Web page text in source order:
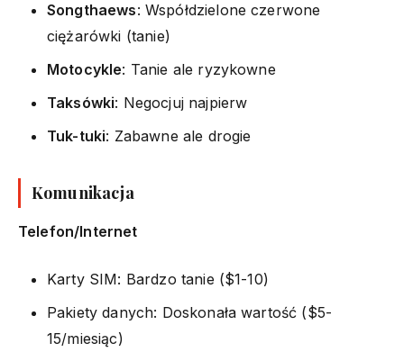
Songthaews: Współdzielone czerwone
ciężarówki (tanie)
Motocykle: Tanie ale ryzykowne
Taksówki: Negocjuj najpierw
Tuk-tuki: Zabawne ale drogie
Komunikacja
Telefon/Internet
Karty SIM: Bardzo tanie ($1-10)
Pakiety danych: Doskonała wartość ($5-
15/miesiąc)